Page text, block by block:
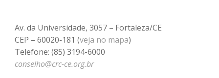
Av. da Universidade, 3057 – Fortaleza/CE
CEP – 60020-181 (veja no mapa)
Telefone: (85) 3194-6000
conselho@crc-ce.org.br